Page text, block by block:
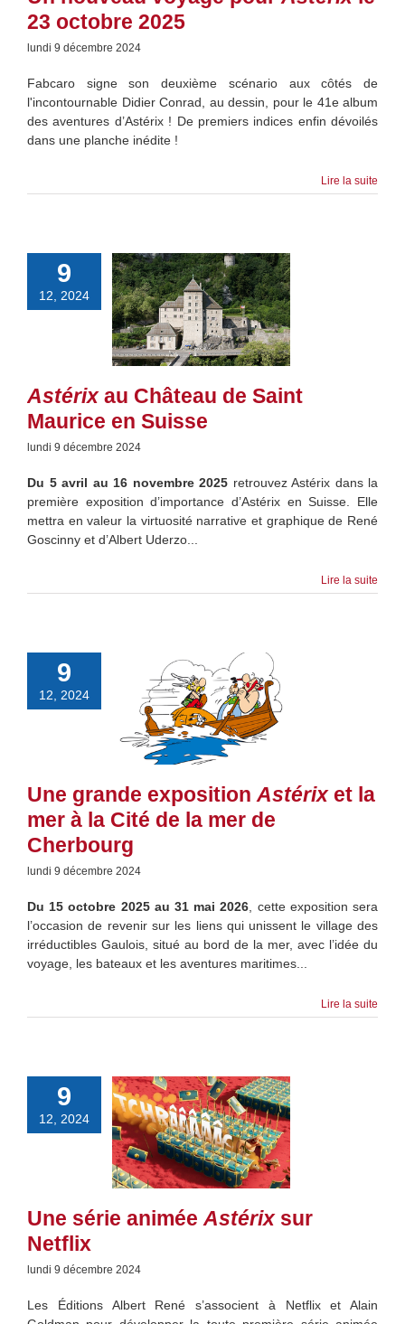
23 octobre 2025
lundi 9 décembre 2024
Fabcaro signe son deuxième scénario aux côtés de
l'incontournable Didier Conrad, au dessin, pour le 41e album
des aventures d’Astérix ! De premiers indices enfin dévoilés
dans une planche inédite !
Lire la suite
9
12, 2024
Astérixau Château de Saint
Maurice en Suisse
lundi 9 décembre 2024
Du 5 avril au 16 novembre 2025 retrouvez Astérix dans la
première exposition d’importance d’Astérix en Suisse. Elle
mettra en valeur la virtuosité narrative et graphique de René
Goscinny et d’Albert Uderzo...
Lire la suite
9
12, 2024
Une grande expositionAstérixet la
mer à la Cité de la mer de
Cherbourg
lundi 9 décembre 2024
Du 15 octobre 2025 au 31 mai 2026 , cette exposition sera
l’occasion de revenir sur les liens qui unissent le village des
irréductibles Gaulois, situé au bord de la mer, avec l’idée du
voyage, les bateaux et les aventures maritimes...
Lire la suite
9
12, 2024
Une série animéeAstérixsur
Netflix
lundi 9 décembre 2024
Les Éditions Albert René s’associent à Netflix et Alain